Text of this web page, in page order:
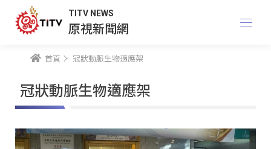
TITV NEWS
原視新聞網
首頁 冠狀動脈生物適應架
冠狀動脈生物適應架